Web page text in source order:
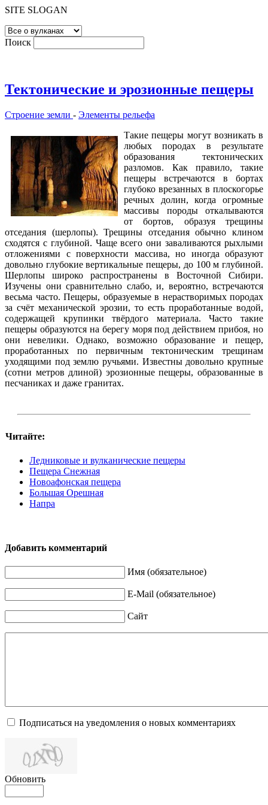
SITE SLOGAN
Поиск
Тектонические и эрозионные пещеры
Строение земли - Элементы рельефа
Такие пещеры могут возникать в
любых породах в результате
образования тектонических
разломов. Как правило, такие
пещеры встречаются в бортах
глубоко врезанных в плоскогорье
речных долин, когда огромные
массивы породы откалываются
от бортов, образуя трещины
отседания (шерлопы). Трещины отседания обычно клином
сходятся с глубиной. Чаще всего они заваливаются рыхлыми
отложениями с поверхности массива, но иногда образуют
довольно глубокие вертикальные пещеры, до 100 м глубиной.
Шерлопы широко распространены в Восточной Сибири.
Изучены они сравнительно слабо, и, вероятно, встречаются
весьма часто. Пещеры, образуемые в нерастворимых породах
за счёт механической эрозии, то есть проработанные водой,
содержащей крупинки твёрдого материала. Часто такие
пещеры образуются на берегу моря под действием прибоя, но
они невелики. Однако, возможно образование и пещер,
проработанных по первичным тектоническим трещинам
уходящими под землю ручьями. Известны довольно крупные
(сотни метров длиной) эрозионные пещеры, образованные в
песчаниках и даже гранитах.
Читайте:
Ледниковые и вулканические пещеры
Пещера Снежная
Новоафонская пещера
Большая Орешная
Напра
Добавить комментарий
Имя (обязательное)
E-Mail (обязательное)
Сайт
Подписаться на уведомления о новых комментариях
Обновить